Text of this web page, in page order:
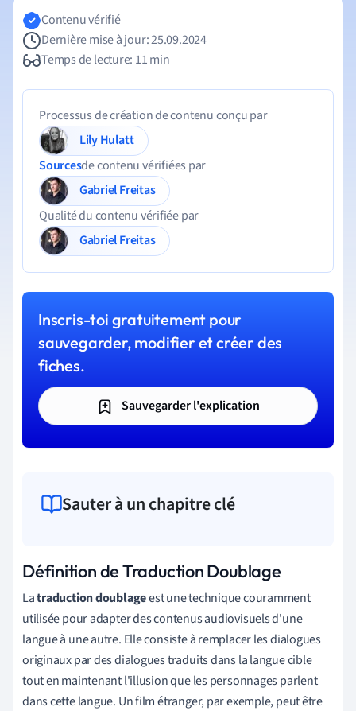
Contenu vérifié
Dernière mise à jour: 25.09.2024
Temps de lecture: 11 min
Processus de création de contenu conçu par
Lily Hulatt
Sourcesde contenu vérifiées par
Gabriel Freitas
Qualité du contenu vérifiée par
Gabriel Freitas
Inscris-toi gratuitement pour
sauvegarder, modifier et créer des
fiches.
Sauvegarder l'explication
Sauter à un chapitre clé
Définition de Traduction Doublage
Latraduction doublageest une technique couramment
utilisée pour adapter des contenus audiovisuels d'une
langue à une autre. Elle consiste à remplacer les dialogues
originaux par des dialogues traduits dans la langue cible
tout en maintenant l'illusion que les personnages parlent
dans cette langue. Un film étranger, par exemple, peut être